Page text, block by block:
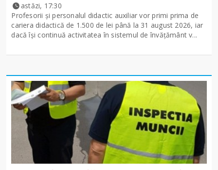
astăzi, 17:30
Profesorii și personalul didactic auxiliar vor primi prima de
cariera didactică de 1.500 de lei până la 31 august 2026, iar
dacă își continuă activitatea în sistemul de învățământ v...